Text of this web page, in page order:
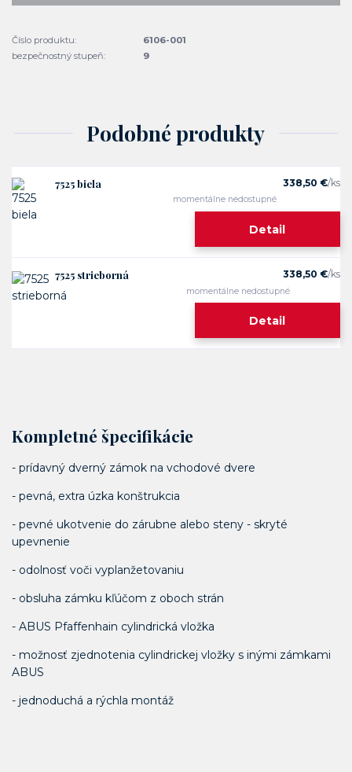
Číslo produktu:
6106-001
bezpečnostný stupeň:
9
Podobné produkty
7525 biela 338,50 €/ks
momentálne nedostupné
Detail
7525 strieborná 338,50 €/ks
momentálne nedostupné
Detail
Kompletné špecifikácie
- prídavný dverný zámok na vchodové dvere
- pevná, extra úzka konštrukcia
- pevné ukotvenie do zárubne alebo steny - skryté
upevnenie
- odolnosť voči vyplanžetovaniu
- obsluha zámku kľúčom z oboch strán
- ABUS Pfaffenhain cylindrická vložka
- možnosť zjednotenia cylindrickej vložky s inými zámkami
ABUS
- jednoduchá a rýchla montáž